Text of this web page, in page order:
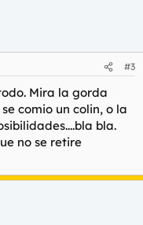
#3
Mira la gorda
comio un colin, o la
bla.
no se retire